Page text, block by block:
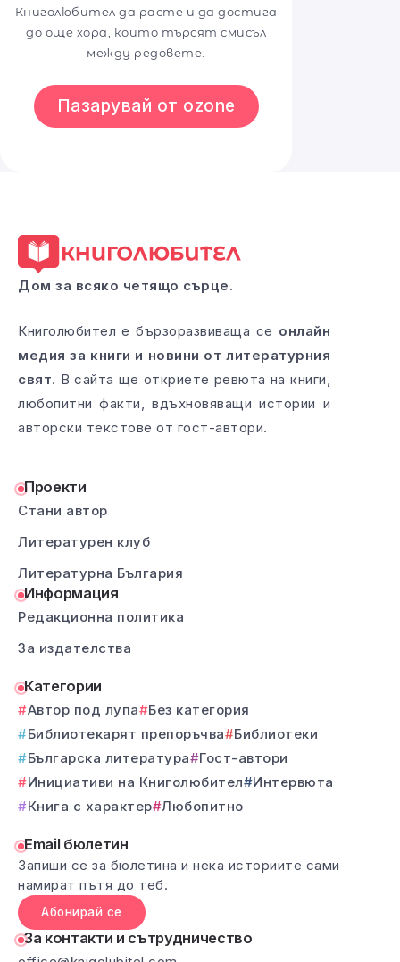
Книголюбител да расте и да достига
до още хора, които търсят смисъл
между редовете.
Пазарувай от ozone
Дом за всяко четящо сърце.
Книголюбител е бързоразвиваща се онлайн
медия за книги и новини от литературния
свят. В сайта ще откриете ревюта на книги,
любопитни факти, вдъхновяващи истории и
авторски текстове от гост-автори.
Проекти
Стани автор
Литературен клуб
Литературна България
Информация
Редакционна политика
За издателства
Категории
Автор под лупа
Без категория
Библиотекарят препоръчва
Библиотеки
Българска литература
Гост-автори
Инициативи на Книголюбител
Интервюта
Книга с характер Любопитно
Email бюлетин
Запиши се за бюлетина и нека историите сами
намират пътя до теб.
Абонирай се
За контакти и сътрудничество